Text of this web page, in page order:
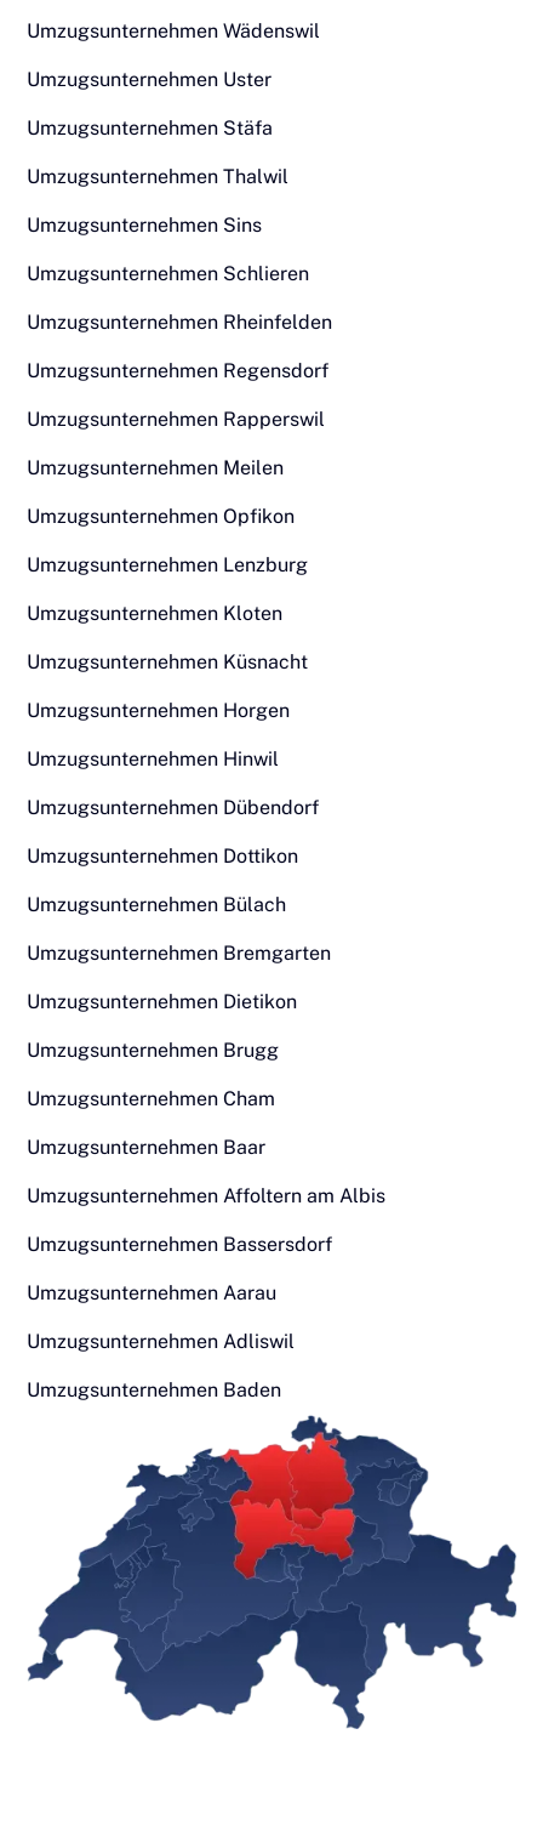
Umzugsunternehmen Wädenswil
Umzugsunternehmen Uster
Umzugsunternehmen Stäfa
Umzugsunternehmen Thalwil
Umzugsunternehmen Sins
Umzugsunternehmen Schlieren
Umzugsunternehmen Rheinfelden
Umzugsunternehmen Regensdorf
Umzugsunternehmen Rapperswil
Umzugsunternehmen Meilen
Umzugsunternehmen Opfikon
Umzugsunternehmen Lenzburg
Umzugsunternehmen Kloten
Umzugsunternehmen Küsnacht
Umzugsunternehmen Horgen
Umzugsunternehmen Hinwil
Umzugsunternehmen Dübendorf
Umzugsunternehmen Dottikon
Umzugsunternehmen Bülach
Umzugsunternehmen Bremgarten
Umzugsunternehmen Dietikon
Umzugsunternehmen Brugg
Umzugsunternehmen Cham
Umzugsunternehmen Baar
Umzugsunternehmen Affoltern am Albis
Umzugsunternehmen Bassersdorf
Umzugsunternehmen Aarau
Umzugsunternehmen Adliswil
Umzugsunternehmen Baden